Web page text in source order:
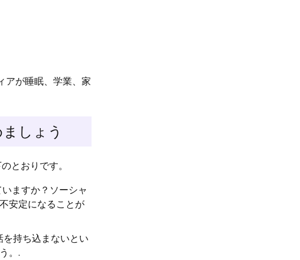
アが睡眠、学業、家
しょう
とおりです。
ますか？ソーシャ
安定になることが
持ち込まないとい
。.